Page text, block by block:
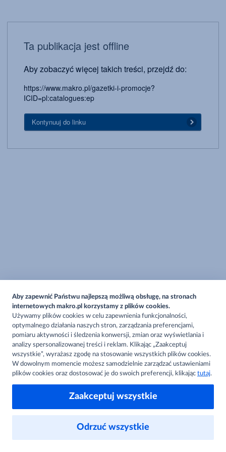
Ta publikacja jest offline
Aby zobaczyć więcej takich treści, przejdź do:
https://www.makro.pl/gazetki-i-promocje?
ICID=pl:catalogues:ep
Kontynuuj do linku